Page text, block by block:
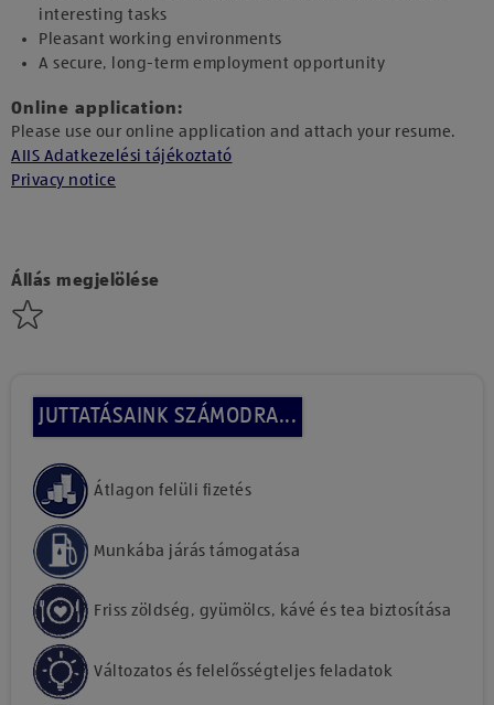
interesting tasks
Pleasant working environments
A secure, long-term employment opportunity
Online application:
Please use our online application and attach your resume.
AIIS Adatkezelési tájékoztató
Privacy notice
Állás megjelölése
JUTTATÁSAINK SZÁMODRA...
Átlagon felüli fizetés
Munkába járás támogatása
Friss zöldség, gyümölcs, kávé és tea biztosítása
Változatos és felelősségteljes feladatok